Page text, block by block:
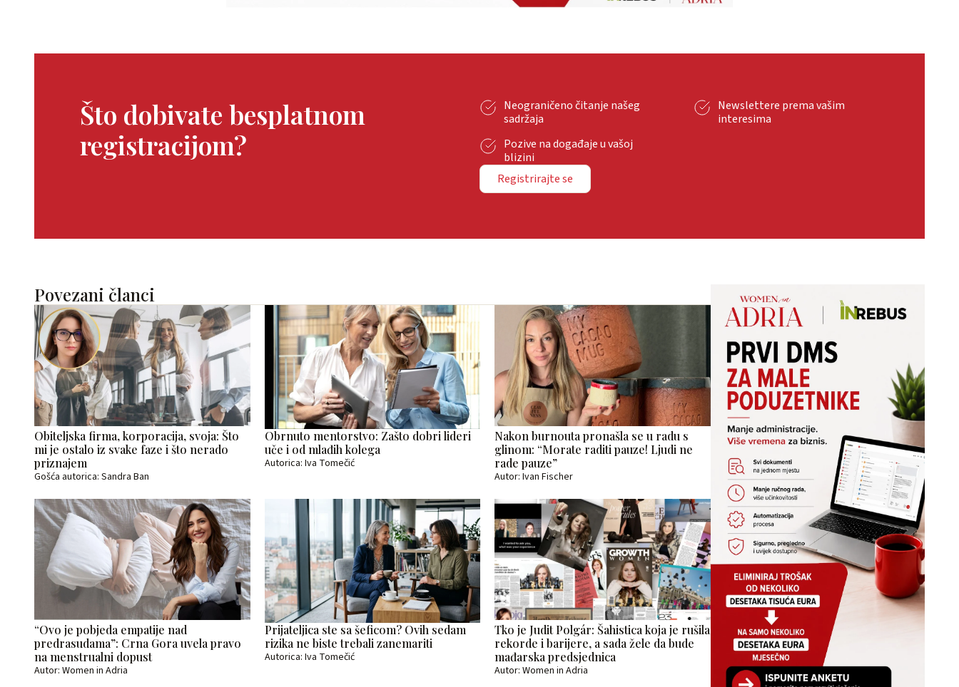
Što dobivate besplatnom
registracijom?
Neograničeno čitanje našeg
sadržaja
Newslettere prema vašim
interesima
Pozive na događaje u vašoj
blizini
Registrirajte se
Povezani članci
Obiteljska firma, korporacija, svoja: Što
mi je ostalo iz svake faze i što nerado
priznajem
Gošća autorica: Sandra Ban
Obrnuto mentorstvo: Zašto dobri lideri
uče i od mlađih kolega
Autorica: Iva Tomečić
Nakon burnouta pronašla se u radu s
glinom: “Morate raditi pauze! Ljudi ne
rade pauze”
Autor: Ivan Fischer
“Ovo je pobjeda empatije nad
predrasudama”: Crna Gora uvela pravo
na menstrualni dopust
Autor: Women in Adria
Prijateljica ste sa šeficom? Ovih sedam
rizika ne biste trebali zanemariti
Autorica: Iva Tomečić
Tko je Judit Polgár: Šahistica koja je rušila
rekorde i barijere, a sada žele da bude
mađarska predsjednica
Autor: Women in Adria